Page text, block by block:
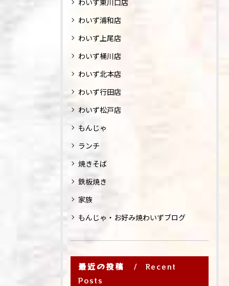
わいず東川口店
わいず浦和店
わいず上尾店
わいず桶川店
わいず北本店
わいず行田店
わいず松戸店
もんじゃ
ランチ
焼きそば
鉄板焼き
家族
もんじゃ・お好み焼わいずブログ
最近の投稿
Recent
Posts